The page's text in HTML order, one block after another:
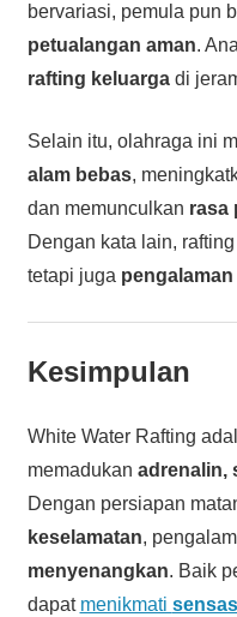
bervariasi, pemula pun
petualangan aman.
rafting keluargadi
Selain itu, olahraga ini
alam bebas,
dan memunculkan rasa
Dengan kata lain,
tetapi juga
Kesimpulan
White Water Rafting
memadukan adrenalin,
Dengan persiapan
keselamatan,
menyenangkan. Baik
dapat menikmati